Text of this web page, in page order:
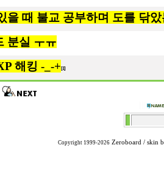
을 때 불교 공부하며 도를 닦았
분실 ㅜㅠ
해킹 -_-+ [1]
Copyright 1999-2026 Zeroboard / skin